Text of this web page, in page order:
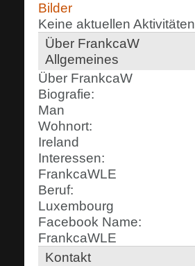
Bilder
Keine aktuellen Aktivitäten
Über FrankcaW
Allgemeines
Über FrankcaW
Biografie:
Man
Wohnort:
Ireland
Interessen:
FrankcaWLE
Beruf:
Luxembourg
Facebook Name:
FrankcaWLE
Kontakt